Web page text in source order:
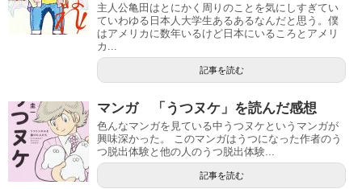
主人公亀田はとにかく周りのことを気にしすぎてい
ていわゆる日本人大学生あるあるなんだと思う。僕
はアメリカに数年いるけど日本にいるころとアメリ
カ...
記事を読む
マンガ 「うつヌケ」を読んだ感想
色んなマンガを見ている中うつヌケというマンガが
興味深かった。 このマンガはうつになった作者のう
つ脱出体験と他の人のうつ脱出体験...
記事を読む